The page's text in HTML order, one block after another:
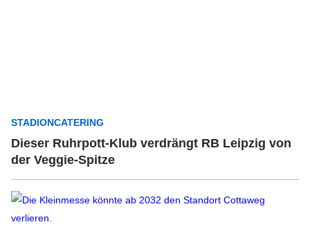
STADIONCATERING
Dieser Ruhrpott-Klub verdrängt RB Leipzig von
der Veggie-Spitze